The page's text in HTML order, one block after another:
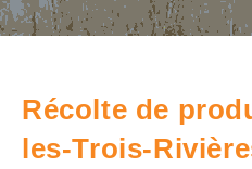
Récolte de
les-Trois-